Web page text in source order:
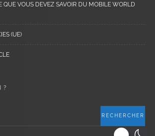
QUE VOUS DEVEZ SAVOIR DU MOBILE WORLD
(UE)
?